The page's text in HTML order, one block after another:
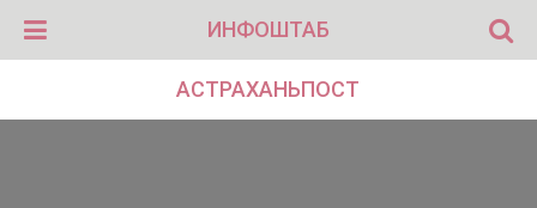
ИНФОШТАБ
АСТРАХАНЬПОСТ